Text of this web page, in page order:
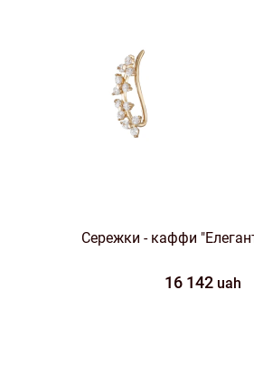
Сережки - каффи
16 142 uah